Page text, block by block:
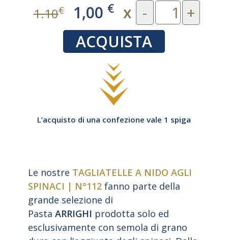
1.10€ 1,00 € x -
+
ACQUISTA
L’acquisto di una confezione vale 1 spiga
Le nostre TAGLIATELLE A NIDO AGLI
SPINACI | N°112 fanno parte della
grande selezione di
Pasta ARRIGHI prodotta solo ed
esclusivamente con semola di grano